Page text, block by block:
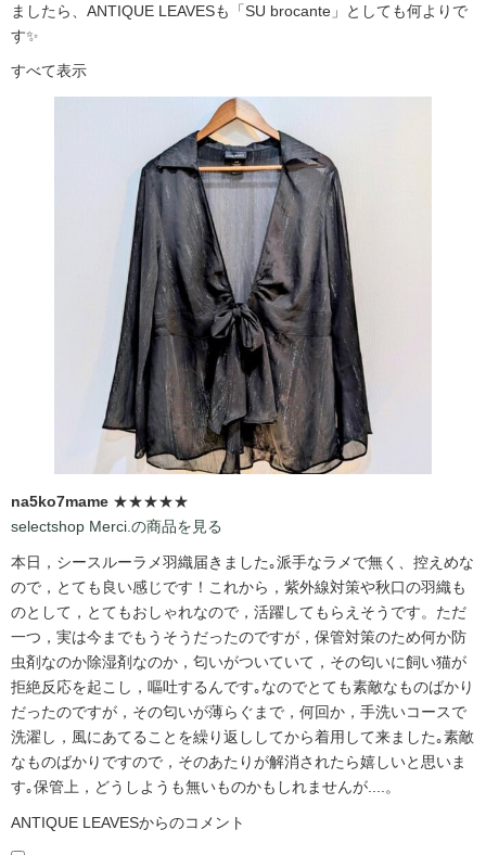
ましたら、ANTIQUE LEAVESも「SU brocante」としても何よりで
す✨
すべて表示
na5ko7mame ★★★★★
selectshop Merci.の商品を見る
本日，シースルーラメ羽織届きました｡派手なラメで無く、控えめな
ので，とても良い感じです！これから，紫外線対策や秋口の羽織も
のとして，とてもおしゃれなので，活躍してもらえそうです。ただ
一つ，実は今までもうそうだったのですが，保管対策のため何か防
虫剤なのか除湿剤なのか，匂いがついていて，その匂いに飼い猫が
拒絶反応を起こし，嘔吐するんです｡なのでとても素敵なものばかり
だったのですが，その匂いが薄らぐまで，何回か，手洗いコースで
洗濯し，風にあてることを繰り返ししてから着用して来ました｡素敵
なものばかりですので，そのあたりが解消されたら嬉しいと思いま
す｡保管上，どうしようも無いものかもしれませんが....。
ANTIQUE LEAVESからのコメント